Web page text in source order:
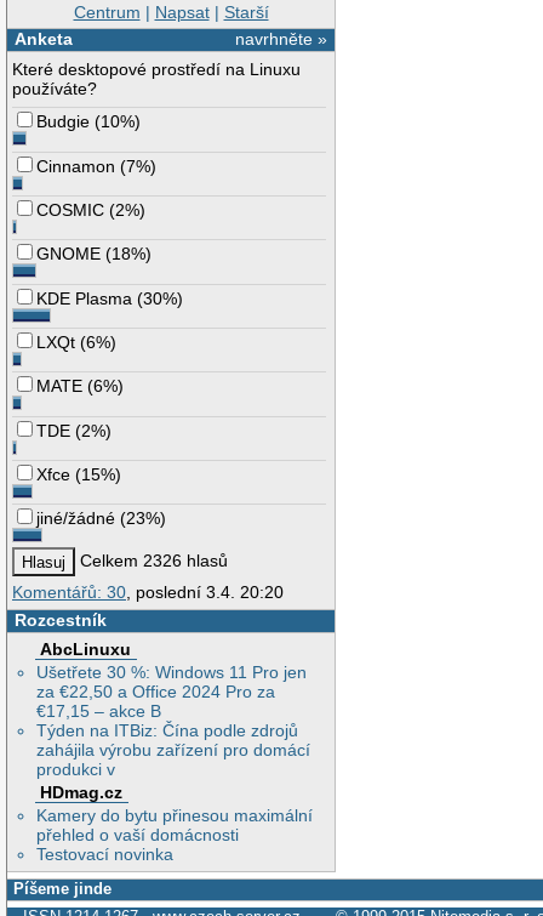
Centrum | Napsat| Starší
navrhněte »
Anketa
Které desktopové prostředí na Linuxu
používáte?
Budgie (10%)
Cinnamon (7%)
COSMIC (2%)
GNOME (18%)
KDE Plasma (30%)
LXQt (6%)
MATE (6%)
TDE (2%)
Xfce (15%)
jiné/žádné (23%)
Celkem 2326 hlasů
Komentářů: 30 , poslední 3.4. 20:20
Rozcestník
AbcLinuxu
Ušetřete 30 %: Windows 11 Pro jen
za €22,50 a Office 2024 Pro za
€17,15 – akce B
Týden na ITBiz: Čína podle zdrojů
zahájila výrobu zařízení pro domácí
produkci v
HDmag.cz
Kamery do bytu přinesou maximální
přehled o vaší domácnosti
Testovací novinka
Píšeme jinde